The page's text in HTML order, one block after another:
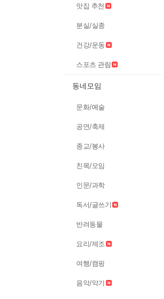
맛집 추천
분실/실종
건강/운동
스포츠 관람
동네모임
문화/예술
공연/축제
종교/봉사
친목/모임
인문/과학
독서/글쓰기
반려동물
요리/제조
여행/캠핑
음악/악기